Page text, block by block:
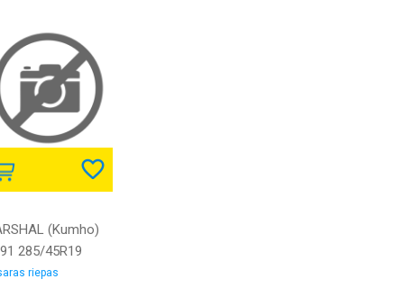
(Kumho)
285/45R19
| HP91
riepas